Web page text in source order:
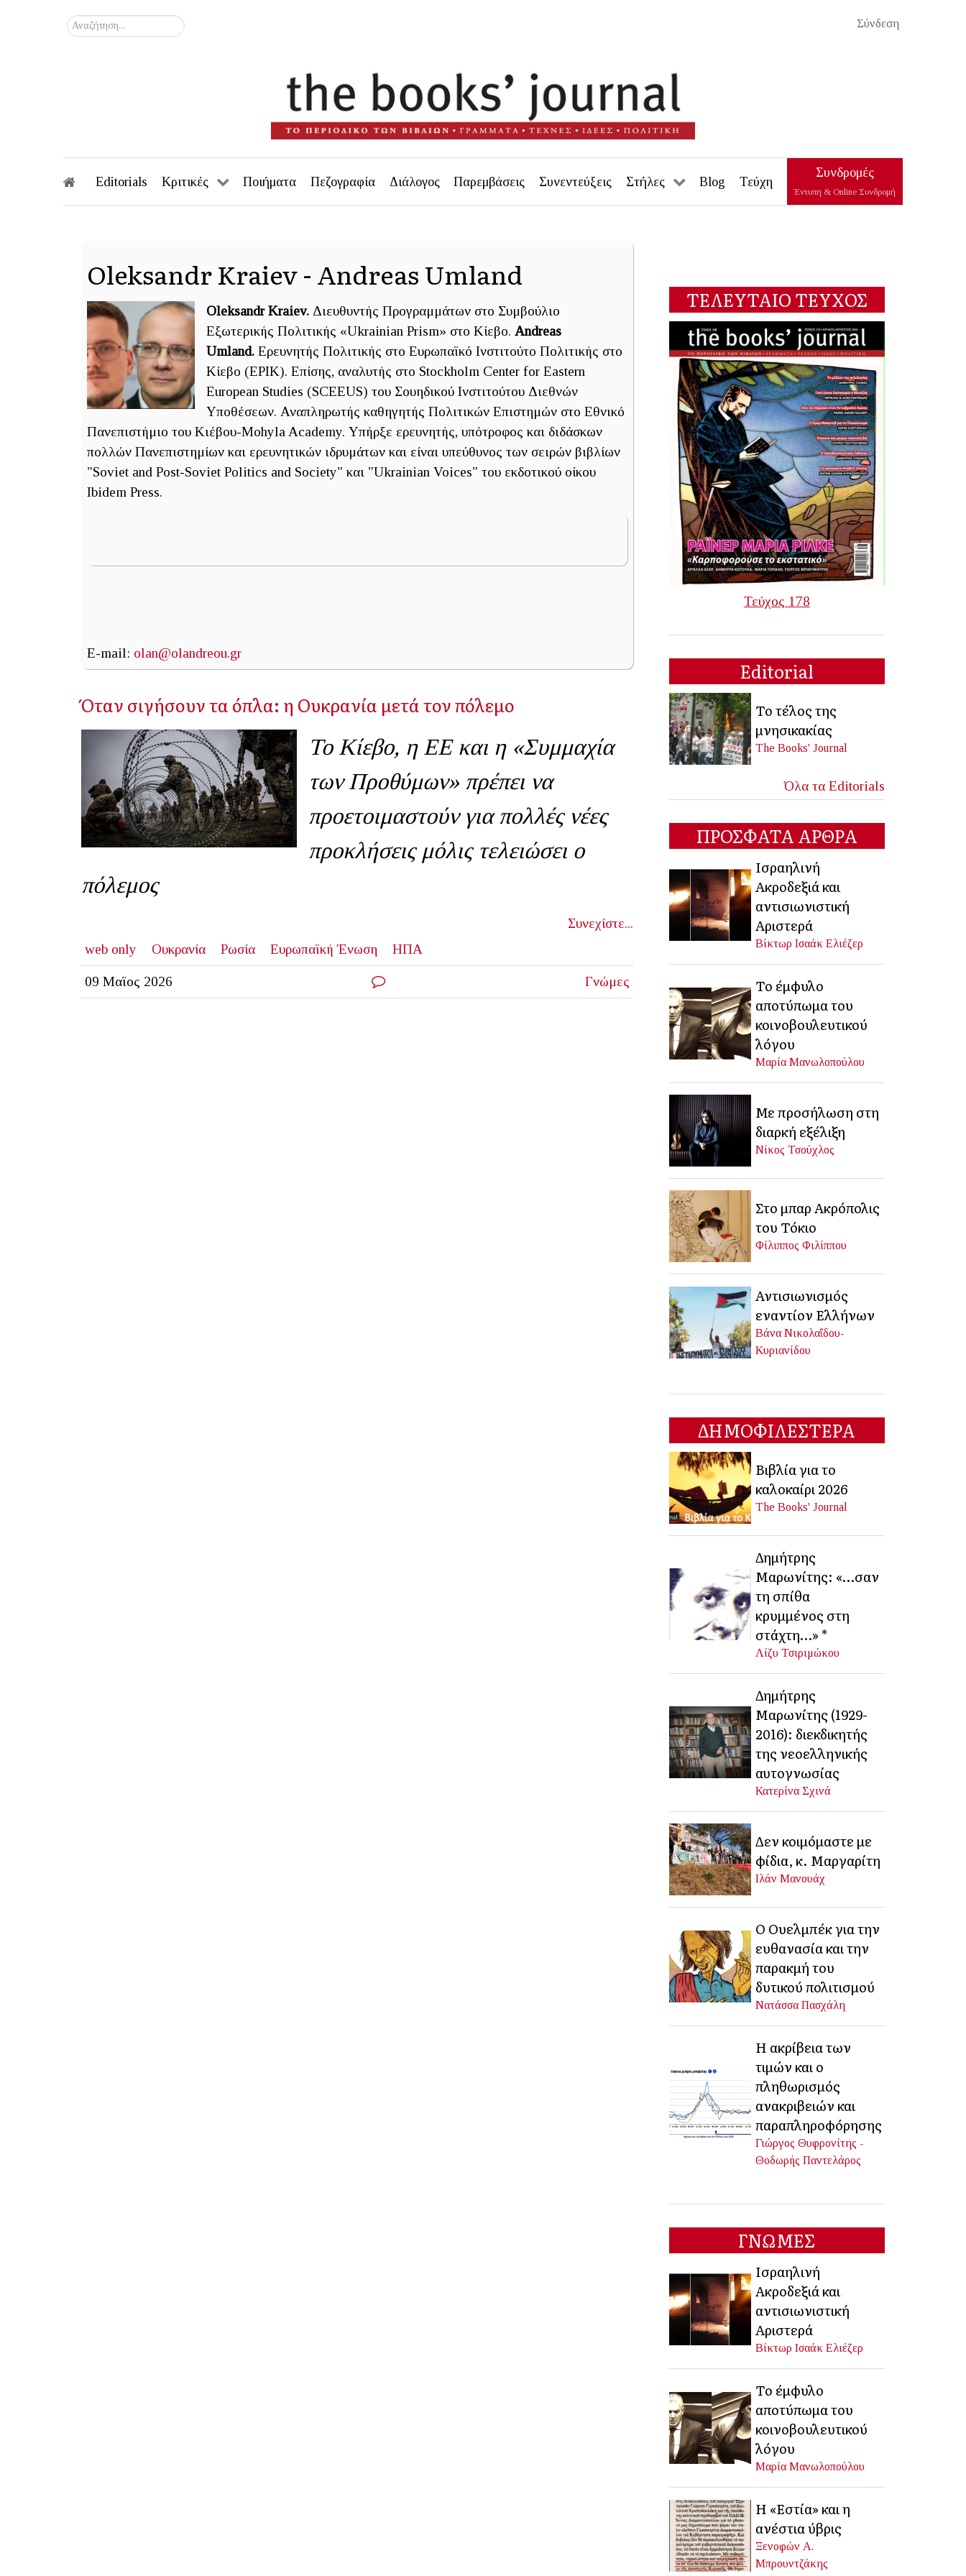
Σύνδεση
Αναζήτηση...
Editorials Κριτικές Ποιήματα Πεζογραφία Διάλογος Παρεμβάσεις Συνεντεύξεις Στήλες Blog Τεύχη
Συνδρομές
Έντυπη & Online Συνδρομή
Oleksandr Kraiev - Andreas Umland
Oleksandr Kraiev. Διευθυντής Προγραμμάτων στο Συμβούλιο
Εξωτερικής Πολιτικής «Ukrainian Prism» στο Κίεβο. Andreas
Umland. Ερευνητής Πολιτικής στο Ευρωπαϊκό Ινστιτούτο Πολιτικής στο
Κίεβο (EPIK). Επίσης, αναλυτής στο Stockholm Center for Eastern
European Studies (SCEEUS) του Σουηδικού Ινστιτούτου Διεθνών
Υποθέσεων. Αναπληρωτής καθηγητής Πολιτικών Επιστημών στο Εθνικό
Πανεπιστήμιο του Κιέβου-Mohyla Academy. Υπήρξε ερευνητής, υπότροφος και διδάσκων
πολλών Πανεπιστημίων και ερευνητικών ιδρυμάτων και είναι υπεύθυνος των σειρών βιβλίων
"Soviet and Post-Soviet Politics and Society" και "Ukrainian Voices" του εκδοτικού οίκου
Ibidem Press.
E-mail: olan@olandreou.gr
Όταν σιγήσουν τα όπλα: η Ουκρανία μετά τον πόλεμο
Το Κίεβο, η ΕΕ και η «Συμμαχία
των Προθύμων» πρέπει να
προετοιμαστούν για πολλές νέες
προκλήσεις μόλις τελειώσει ο
πόλεμος
Συνεχίστε...
web only
Ουκρανία Ρωσία Ευρωπαϊκή Ένωση ΗΠΑ
09 Μαϊος 2026 Γνώμες
ΤΕΛΕΥΤΑΙΟ ΤΕΥΧΟΣ
Τεύχος 178
Editorial
Το τέλος της
μνησικακίας
The Books' Journal
Όλα τα Editorials
ΠΡΟΣΦΑΤΑ ΑΡΘΡΑ
Ισραηλινή
Ακροδεξιά και
αντισιωνιστική
Αριστερά
Βίκτωρ Ισαάκ Ελιέζερ
Το έμφυλο
αποτύπωμα του
κοινοβουλευτικού
λόγου
Μαρία Μανωλοπούλου
Με προσήλωση στη
διαρκή εξέλιξη
Νίκος Τσούχλος
Στο μπαρ Ακρόπολις
του Τόκιο
Φίλιππος Φιλίππου
Αντισιωνισμός
εναντίον Ελλήνων
Βάνα Νικολαΐδου-
Κυριανίδου
ΔΗΜΟΦΙΛΕΣΤΕΡΑ
Βιβλία για το
καλοκαίρι 2026
The Books' Journal
Δημήτρης
Μαρωνίτης: «…σαν
τη σπίθα
κρυμμένος στη
στάχτη…» *
Λίζυ Τσιριμώκου
Δημήτρης
Μαρωνίτης (1929-
2016): διεκδικητής
της νεοελληνικής
αυτογνωσίας
Κατερίνα Σχινά
Δεν κοιμόμαστε με
φίδια, κ. Μαργαρίτη
Ιλάν Μανουάχ
Ο Ουελμπέκ για την
ευθανασία και την
παρακμή του
δυτικού πολιτισμού
Νατάσσα Πασχάλη
Η ακρίβεια των
τιμών και ο
πληθωρισμός
ανακριβειών και
παραπληροφόρησης
Γιώργος Θυφρονίτης -
Θοδωρής Παντελάρος
ΓΝΩΜΕΣ
Ισραηλινή
Ακροδεξιά και
αντισιωνιστική
Αριστερά
Βίκτωρ Ισαάκ Ελιέζερ
Το έμφυλο
αποτύπωμα του
κοινοβουλευτικού
λόγου
Μαρία Μανωλοπούλου
Η «Εστία» και η
ανέστια ύβρις
Ξενοφών Α.
Μπρουντζάκης